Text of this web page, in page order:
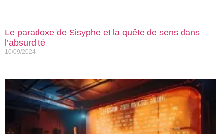
Le paradoxe de Sisyphe et la quête de sens dans
l’absurdité
10/09/2024